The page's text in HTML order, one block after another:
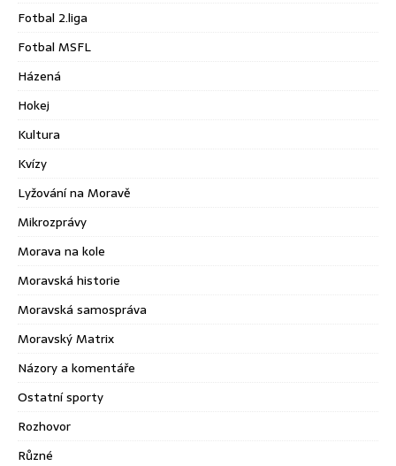
Fotbal 2.liga
Fotbal MSFL
Házená
Hokej
Kultura
Kvízy
Lyžování na Moravě
Mikrozprávy
Morava na kole
Moravská historie
Moravská samospráva
Moravský Matrix
Názory a komentáře
Ostatní sporty
Rozhovor
Různé